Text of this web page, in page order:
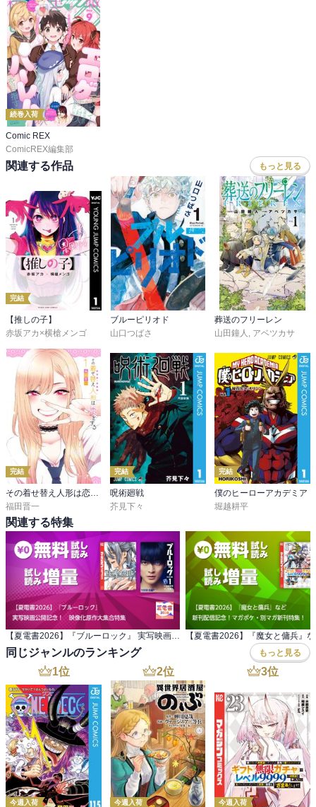
続巻入荷
Comic REX
ComicREX編集部
関連する作品 もっと見る
完結
【推しの子】
赤坂アカ×横槍メンゴ
ブルーピリオド
山口つばさ
葬送のフリーレン
山田鐘人 , アベツカサ
完結
福田晋一
完結
呪術廻戦
芥見下々
完結
僕のヒーローアカデミア
堀越耕平
関連する特集
同じジャンルのランキング もっと見る
1位
今週入荷
2位
今週入荷
3位
今週入荷